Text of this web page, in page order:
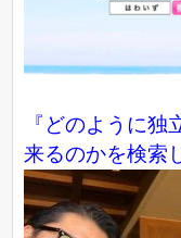
『どのように
来るのかを検索